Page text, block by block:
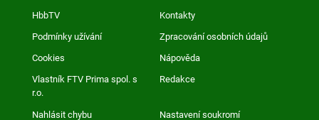
HbbTV Kontakty
Podmínky užívání Zpracování osobních údajů
Cookies Nápověda
Vlastník FTV Prima spol. s
r.o.
Redakce
Nahlásit chybu Nastavení soukromí